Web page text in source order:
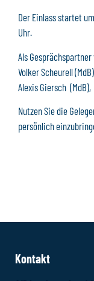
Der Einlass startet
Uhr.
Als
Volker Scheurell
Alexis Giersch (MdB),
Nutzen Sie die
persönlich
Kontakt